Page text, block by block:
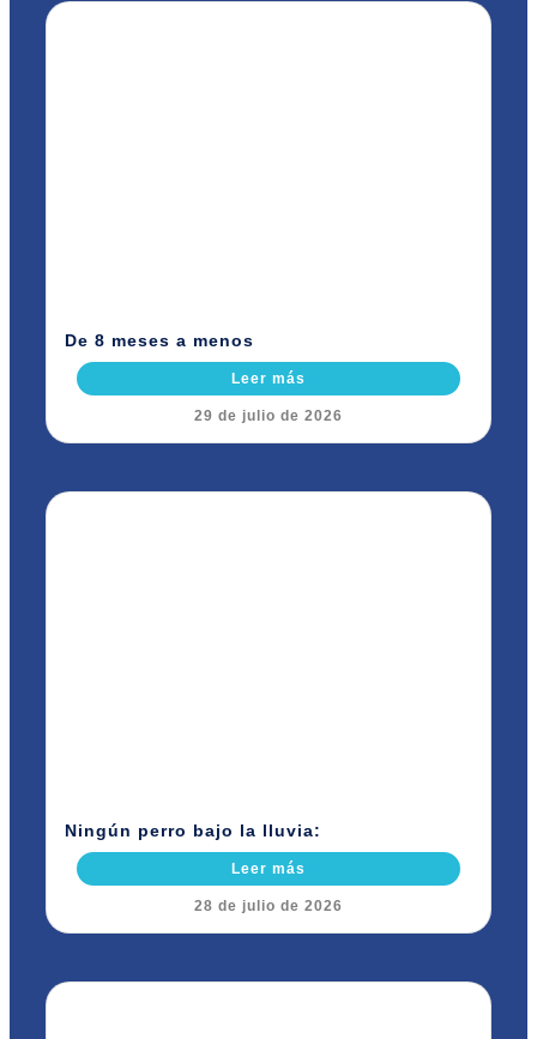
De 8 meses a menos
Leer más
29 de julio de 2026
Ningún perro bajo la lluvia:
Leer más
28 de julio de 2026